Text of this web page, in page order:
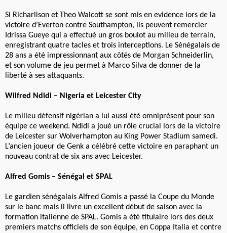
Si Richarlison et Theo Walcott se sont mis en evidence lors de la
victoire d’Everton contre Southampton, ils peuvent remercier
Idrissa Gueye qui a effectué un gros boulot au milieu de terrain,
enregistrant quatre tacles et trois interceptions. Le Sénégalais de
28 ans a été impressionnant aux côtés de Morgan Schneiderlin,
et son volume de jeu permet à Marco Silva de donner de la
liberté à ses attaquants.
Wilfred Ndidi – Nigeria et Leicester City
Le milieu défensif nigérian a lui aussi été omniprésent pour son
équipe ce weekend. Ndidi a joué un rôle crucial lors de la victoire
de Leicester sur Wolverhampton au King Power Stadium samedi.
L’ancien joueur de Genk a célébré cette victoire en paraphant un
nouveau contrat de six ans avec Leicester.
Alfred Gomis – Sénégal et SPAL
Le gardien sénégalais Alfred Gomis a passé la Coupe du Monde
sur le banc mais il livre un excellent début de saison avec la
formation italienne de SPAL. Gomis a été titulaire lors des deux
premiers matchs officiels de son équipe, en Coppa Italia et contre